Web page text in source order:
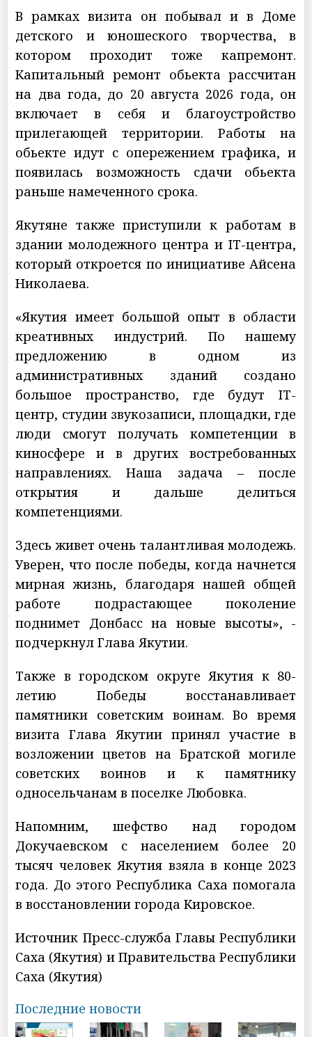
В рамках визита он побывал и в Доме
детского и юношеского творчества, в
котором проходит тоже капремонт.
Капитальный ремонт обьекта рассчитан
на два года, до 20 августа 2026 года, он
включает в себя и благоустройство
прилегающей территории. Работы на
обьекте идут с опережением графика, и
появилась возможность сдачи обьекта
раньше намеченного срока.
Якутяне также приступили к работам в
здании молодежного центра и IT-центра,
который откроется по инициативе Айсена
Николаева.
«Якутия имеет большой опыт в области
креативных индустрий. По нашему
предложению в одном из
административных зданий создано
большое пространство, где будут IT-
центр, студии звукозаписи, площадки, где
люди смогут получать компетенции в
киносфере и в других востребованных
направлениях. Наша задача – после
открытия и дальше делиться
компетенциями.
Здесь живет очень талантливая молодежь.
Уверен, что после победы, когда начнется
мирная жизнь, благодаря нашей общей
работе подрастающее поколение
поднимет Донбасс на новые высоты», -
подчеркнул Глава Якутии.
Также в городском округе Якутия к 80-
летию Победы восстанавливает
памятники советским воинам. Во время
визита Глава Якутии принял участие в
возложении цветов на Братской могиле
советских воинов и к памятнику
односельчанам в поселке Любовка.
Напомним, шефство над городом
Докучаевском с населением более 20
тысяч человек Якутия взяла в конце 2023
года. До этого Республика Саха помогала
в восстановлении города Кировское.
Источник Пресс-служба Главы Республики
Саха (Якутия) и Правительства Республики
Саха (Якутия)
Последние новости